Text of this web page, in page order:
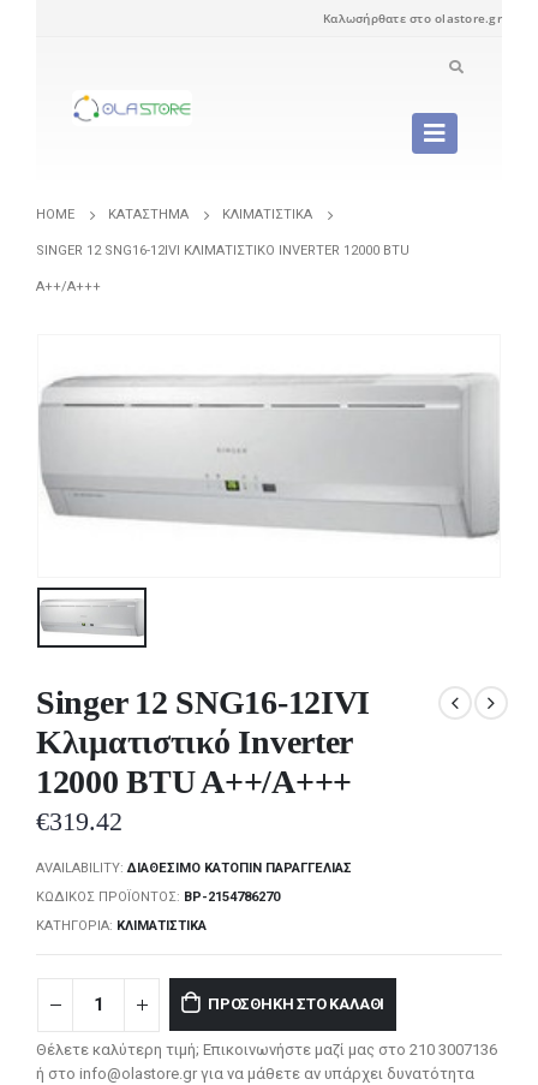
Καλωσήρθατε στο olastore.gr
HOME ΚΑΤΆΣΤΗΜΑ ΚΛΙΜΑΤΙΣΤΙΚΆ
SINGER 12 SNG16-12IVI ΚΛΙΜΑΤΙΣΤΙΚΌ INVERTER 12000 BTU
A++/A+++
Singer 12 SNG16-12IVI
Κλιματιστικό Inverter
12000 BTU A++/A+++
€319.42
AVAILABILITY:ΔΙΑΘΈΣΙΜΟ ΚΑΤΌΠΙΝ ΠΑΡΑΓΓΕΛΊΑΣ
ΚΩΔΙΚΌΣ ΠΡΟΪΌΝΤΟΣ: BP-2154786270
ΚΑΤΗΓΟΡΊΑ: ΚΛΙΜΑΤΙΣΤΙΚΆ
ΠΡΟΣΘΉΚΗ ΣΤΟ ΚΑΛΆΘΙ
Θέλετε καλύτερη τιμή; Επικοινωνήστε μαζί μας στο 210 3007136
ή στο info@olastore.gr για να μάθετε αν υπάρχει δυνατότητα